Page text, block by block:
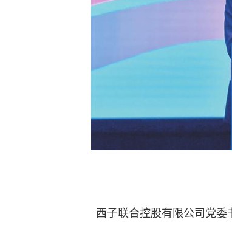
西子联合控股有限公司党委